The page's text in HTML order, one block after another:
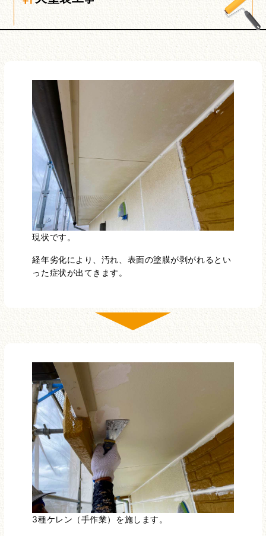
現状です。
経年劣化により、汚れ、表面の塗膜が剥がれるとい
った症状が出てきます。
3種ケレン（手作業）を施します。